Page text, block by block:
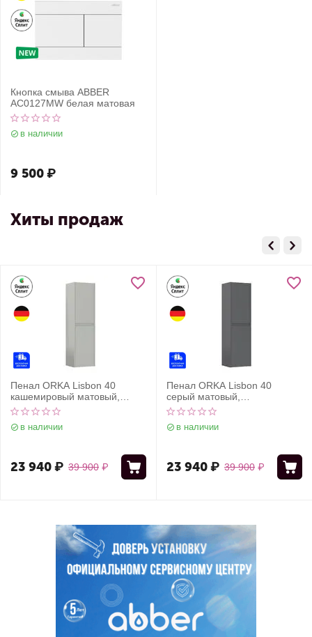
Кнопка смыва ABBER
AC0127MW белая матовая
в наличии
9 500₽
Хиты продаж
Пенал ORKA Lisbon 40
кашемировый матовый,
универсальный
в наличии
39 900 ₽
23 940₽
Пенал ORKA Lisbon 40
серый матовый,
универсальный
в наличии
39 900 ₽
23 940₽